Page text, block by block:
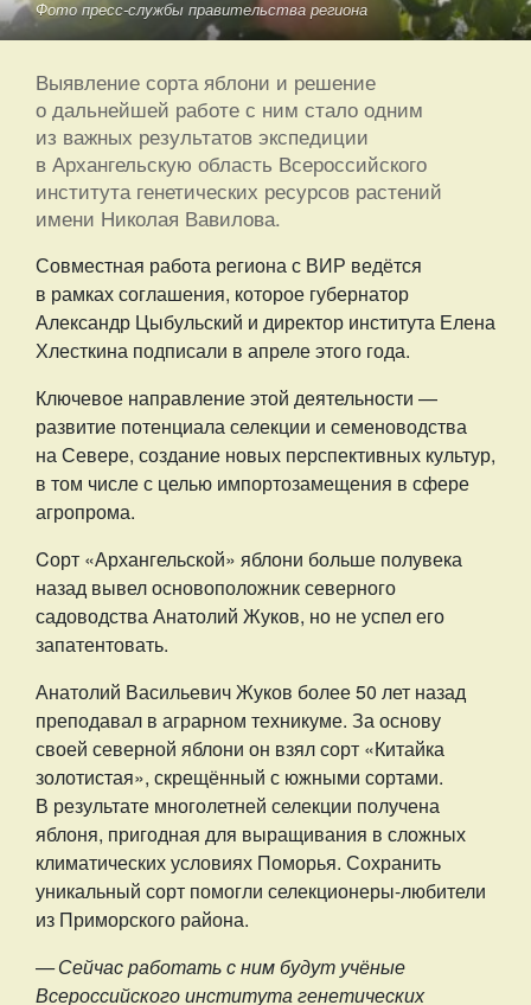
Фото пресс-службы правительства региона
Выявление сорта яблони и решение
о дальнейшей работе с ним стало одним
из важных результатов экспедиции
в Архангельскую область Всероссийского
института генетических ресурсов растений
имени Николая Вавилова.
Совместная работа региона с ВИР ведётся
в рамках соглашения, которое губернатор
Александр Цыбульский и директор института Елена
Хлесткина подписали в апреле этого года.
Ключевое направление этой деятельности —
развитие потенциала селекции и семеноводства
на Севере, создание новых перспективных культур,
в том числе с целью импортозамещения в сфере
агропрома.
Cорт «Архангельской» яблони больше полувека
назад вывел основоположник северного
садоводства Анатолий Жуков, но не успел его
запатентовать.
Анатолий Васильевич Жуков более 50 лет назад
преподавал в аграрном техникуме. За основу
своей северной яблони он взял сорт «Китайка
золотистая», скрещённый с южными сортами.
В результате многолетней селекции получена
яблоня, пригодная для выращивания в сложных
климатических условиях Поморья. Сохранить
уникальный сорт помогли селекционеры-любители
из Приморского района.
— Сейчас работать с ним будут учёные
Всероссийского института генетических